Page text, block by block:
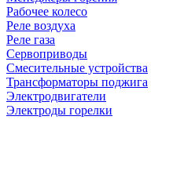
Рабочее колесо
Реле воздухa
Реле газа
Сервоприводы
Смесительные устройства
Трансформаторы поджига
Электродвигатели
Электроды горелки